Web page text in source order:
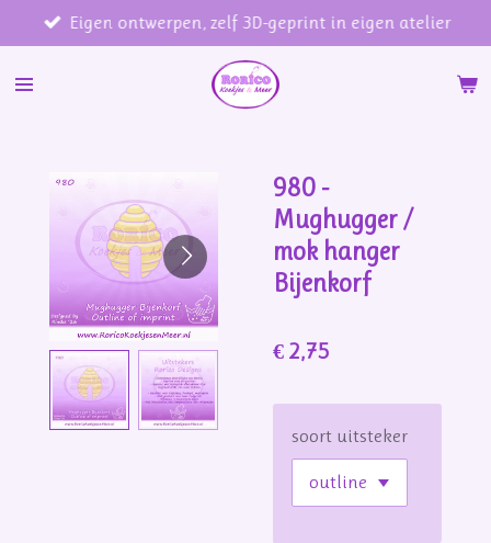
direct
naar
Eigen ontwerpen, zelf 3D-geprint in eigen atelier
980 -
Mughugger /
mok hanger
Bijenkorf
€ 2,75
soort uitsteker